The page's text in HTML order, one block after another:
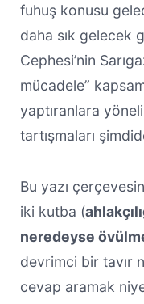
fuhuş konusu
daha sık gelecek
Cephesi’nin
mücadele”
yaptıranlara
tartışmaları
Bu yazı
iki kutba (
neredeyse
devrimci bir tavır
cevap aramak